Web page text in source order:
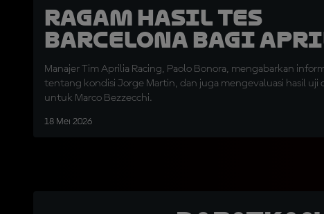
Ragam Hasil Tes
Barcelona bagi
Manajer Tim Aprilia Racing, Paolo Bonora, mengabarkan
tentang kondisi Jorge Martin, dan juga mengevaluasi hasil uji
untuk Marco Bezzecchi.
18 Mei 2026